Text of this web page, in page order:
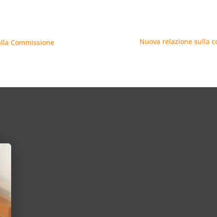
Commissione Nuova relazione sulla